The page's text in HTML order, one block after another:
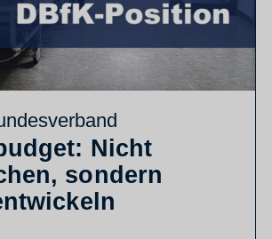
Nicht
sondern